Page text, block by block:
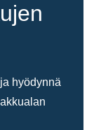
hyödynnä